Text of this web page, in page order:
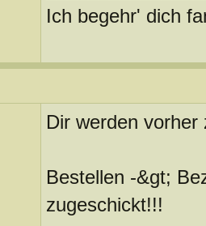
Ich begehr' dich
Dir werden vorher
Bestellen -&gt;
zugeschickt!!!